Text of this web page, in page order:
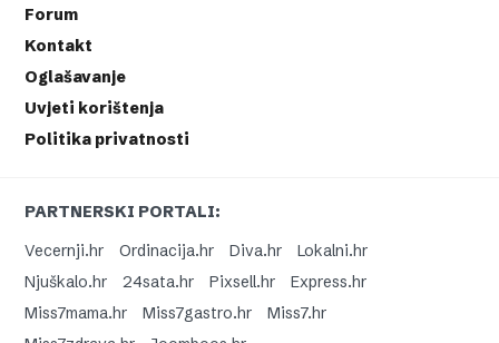
Forum
Kontakt
Oglašavanje
Uvjeti korištenja
Politika privatnosti
PARTNERSKI PORTALI:
Vecernji.hr
Ordinacija.hr Diva.hr
Lokalni.hr
Njuškalo.hr
24sata.hr Pixsell.hr
Express.hr
Miss7mama.hr
Miss7gastro.hr
Miss7.hr